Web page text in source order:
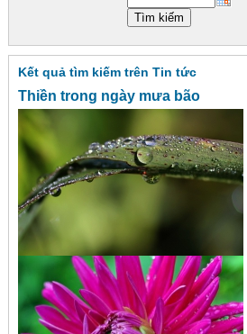
Liên hệ
Tìm kiếm
Kết quả tìm kiếm trên Tin tức
Thiền trong ngày mưa bão